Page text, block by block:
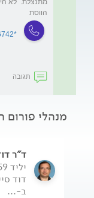
הווסת
*6742
תגובה
מנהלי פורום
ד"ר
דוד
ב-...